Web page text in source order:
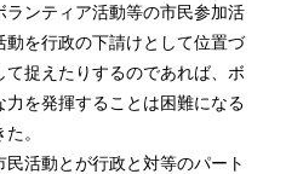
ンティア活動等の市民参加活
を行政の下請けとして位置づ
捉えたりするのであれば、ボ
を発揮することは困難になる
。
活動とが行政と対等のパート